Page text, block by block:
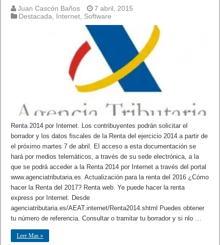
Juan Cascón Baños
7 abril, 2015
Destacada
Internet Software
Renta 2014 por Internet. Los contribuyentes podrán solicitar el
borrador y los datos fiscales de la Renta del ejercicio 2014 a partir de
el próximo martes 7 de abril. El acceso a esta documentación se
hará por medios telemáticos, a través de su sede electrónica, a la
que se podrá acceder a la Renta 2014 por Internet a través del portal
www.agenciatributaria.es. Actualización para la renta del 2016 ¿Cómo
hacer la Renta del 2017? Renta web. Ye puede hacer la renta
express por Internet. Desde
agenciatributaria.es/AEAT.internet/Renta2014.shtml Puedes obtener
tu número de referencia. Consultar o tramitar tu borrador y si nlo …
Leer Mas »